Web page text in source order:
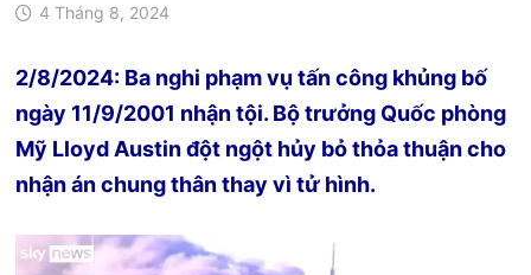
4 Tháng 8, 2024
2/8/2024: Ba nghi phạm vụ tấn công khủng bố
ngày 11/9/2001 nhận tội. Bộ trưởng Quốc phòng
Mỹ Lloyd Austin đột ngột hủy bỏ thỏa thuận cho
nhận án chung thân thay vì tử hình.